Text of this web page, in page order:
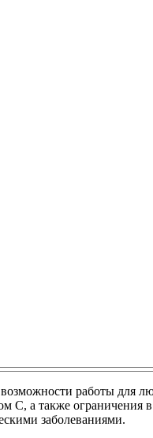
работы для
С, а также
заболеваниями.